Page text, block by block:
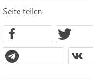
Seite teilen